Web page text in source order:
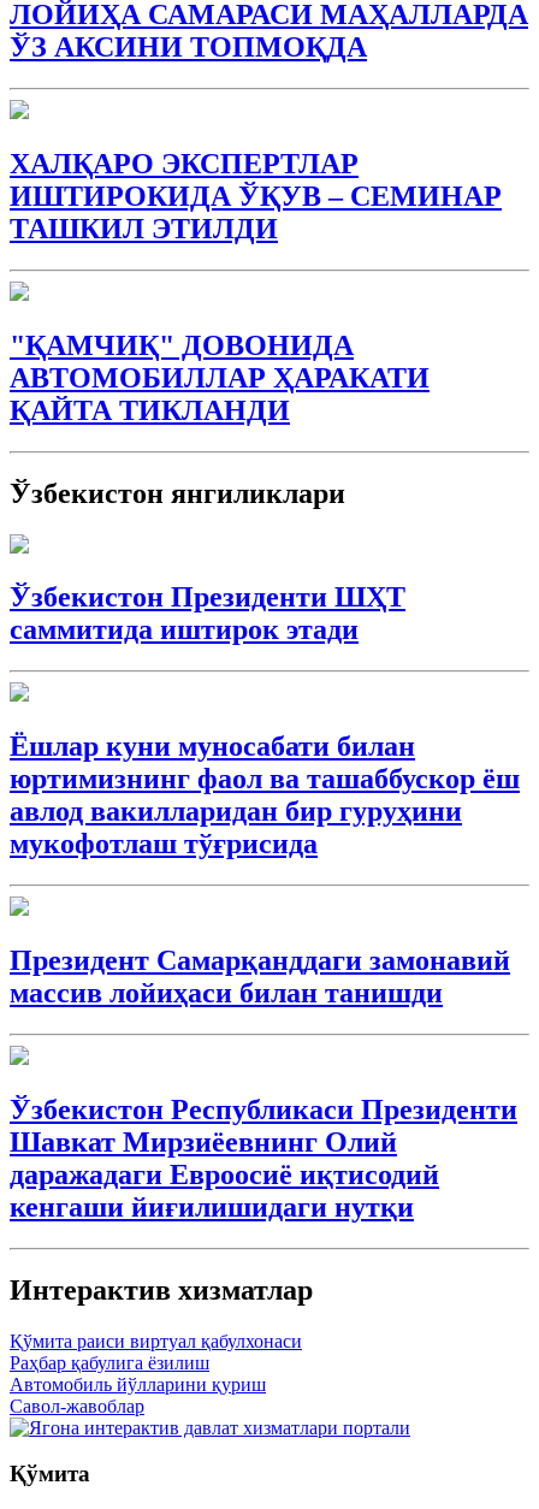
ЛОЙИҲА САМАРАСИ МАҲАЛЛАРДА
ЎЗ АКСИНИ ТОПМОҚДА
ХАЛҚАРО ЭКСПЕРТЛАР
ИШТИРОКИДА ЎҚУВ – СЕМИНАР
ТАШКИЛ ЭТИЛДИ
"ҚАМЧИҚ" ДОВОНИДА
АВТОМОБИЛЛАР ҲАРАКАТИ
ҚАЙТА ТИКЛАНДИ
Ўзбекистон янгиликлари
Ўзбекистон Президенти ШҲТ
саммитида иштирок этади
Ёшлар куни муносабати билан
юртимизнинг фаол ва ташаббускор ёш
авлод вакилларидан бир гуруҳини
мукофотлаш тўғрисида
Президент Самарқанддаги замонавий
массив лойиҳаси билан танишди
Ўзбекистон Республикаси Президенти
Шавкат Мирзиёевнинг Олий
даражадаги Евроосиё иқтисодий
кенгаши йиғилишидаги нутқи
Интерактив xизматлар
Қўмита раиси виртуал қабулхонаси
Раҳбар қабулига ёзилиш
Автомобиль йўлларини қуриш
Савол-жавоблар
Қўмита